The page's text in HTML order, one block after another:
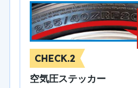
CHECK.2
空気圧ステッカー